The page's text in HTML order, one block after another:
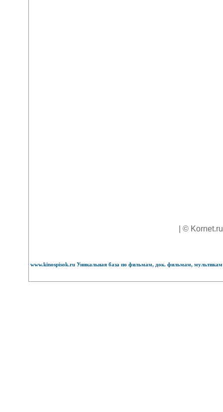
| ©
www.kinospisok.ru Уникальная база по фильмам, док. фильмам,